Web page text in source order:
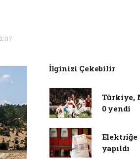
İlginizi Çekebilir
Türkiye,
0 yendi
Elektriğe
yapıldı